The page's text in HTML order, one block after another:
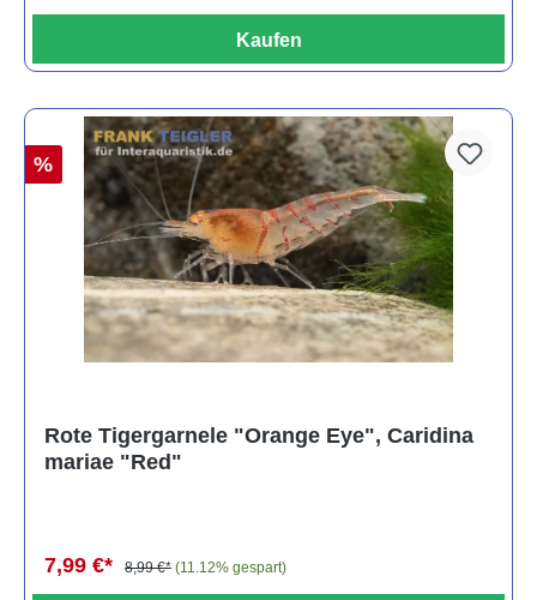
Kaufen
%
Rote Tigergarnele "Orange Eye", Caridina
mariae "Red"
7,99 €* 8,99 €* (11.12% gespart)